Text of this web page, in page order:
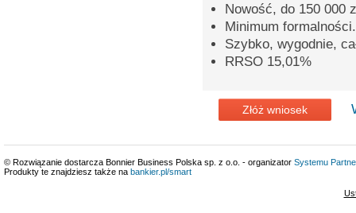
Nowość, do 150 000
Minimum formalności.
Szybko, wygodnie,
RRSO 15,01%
Złóż wniosek
© Rozwiązanie dostarcza Bonnier Business Polska sp. z o.o. - organizator Systemu
Produkty te znajdziesz także na bankier.pl/smart